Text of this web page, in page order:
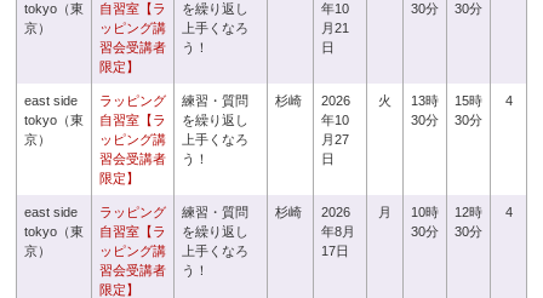
tokyo（東
京）
自習室【ラ
ッピング講
習会受講者
限定】
を繰り返し
上手くなろ
う！
年10
月21
日
30分
30分
east side
tokyo（東
京）
ラッピング
自習室【ラ
ッピング講
習会受講者
限定】
練習・質問
を繰り返し
上手くなろ
う！
杉崎
2026
年10
月27
日
火
13時
30分
15時
30分
4
east side
tokyo（東
京）
ラッピング
自習室【ラ
ッピング講
習会受講者
限定】
練習・質問
を繰り返し
上手くなろ
う！
杉崎
2026
年8月
17日
月
10時
30分
12時
30分
4